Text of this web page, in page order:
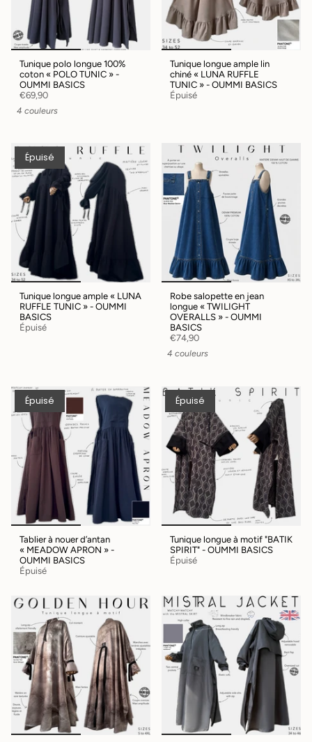
Tunique polo longue 100%
coton « POLO TUNIC » -
OUMMI BASICS
€69,90
4 couleurs
Tunique longue ample lin
chiné « LUNA RUFFLE
TUNIC » - OUMMI BASICS
Épuisé
Épuisé
Tunique longue ample « LUNA
RUFFLE TUNIC » - OUMMI
BASICS
Épuisé
Robe salopette en jean
longue « TWILIGHT
OVERALLS » - OUMMI
BASICS
€74,90
4 couleurs
Épuisé
Tablier à nouer d’antan
« MEADOW APRON » -
OUMMI BASICS
Épuisé
Épuisé
Tunique longue à motif "BATIK
SPIRIT" - OUMMI BASICS
Épuisé